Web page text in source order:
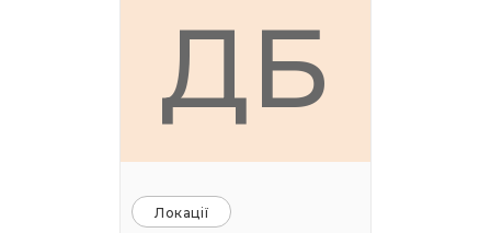
ДБ
Локації